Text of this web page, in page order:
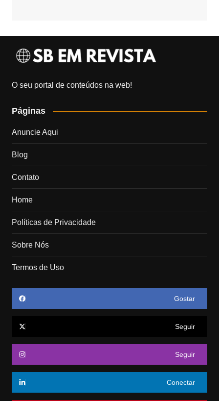
O seu portal de conteúdos na web!
Páginas
Anuncie Aqui
Blog
Contato
Home
Políticas de Privacidade
Sobre Nós
Termos de Uso
Gostar
Seguir
Seguir
Conectar